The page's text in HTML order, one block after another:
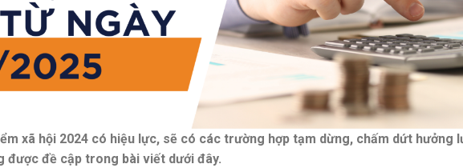
xã hội 2024 có hiệu lực, sẽ có các trường hợp tạm dừng, chấm dứt hưởng
được đề cập trong bài viết dưới đây.